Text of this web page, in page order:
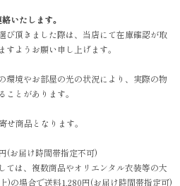
いたします。
び頂きました際は、当店にて在庫確認が取
ようお願い申し上げます。
環境やお部屋の光の状況により、実際の物
とがあります。
商品となります。
(お届け時間帯指定不可)
ては、複数商品やオリエンタル衣装等の大
)の場合で送料1,280円(お届け時間帯指定可)